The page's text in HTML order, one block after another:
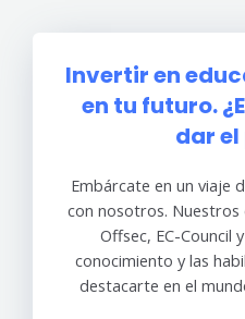
Invertir en
en tu futuro.
dar el
Embárcate en un viaje
con nosotros.
Offsec, EC-Council
conocimiento y las
destacarte en el